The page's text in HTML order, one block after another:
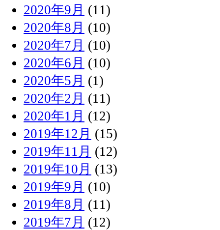
2020年9月 (11)
2020年8月 (10)
2020年7月 (10)
2020年6月 (10)
2020年5月 (1)
2020年2月 (11)
2020年1月 (12)
2019年12月 (15)
2019年11月 (12)
2019年10月 (13)
2019年9月 (10)
2019年8月 (11)
2019年7月 (12)